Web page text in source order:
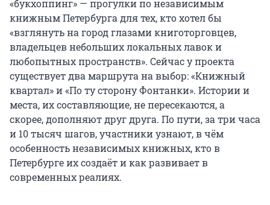
«букхоппинг» — прогулки по независимым
книжным Петербурга для тех, кто хотел бы
«взглянуть на город глазами книготорговцев,
владельцев небольших локальных лавок и
любопытных пространств». Сейчас у проекта
существует два маршрута на выбор: «Книжный
квартал» и «По ту сторону Фонтанки». Истории и
места, их составляющие, не пересекаются, а
скорее, дополняют друг друга. По пути, за три часа
и 10 тысяч шагов, участники узнают, в чём
особенность независимых книжных, кто в
Петербурге их создаёт и как развивает в
современных реалиях.